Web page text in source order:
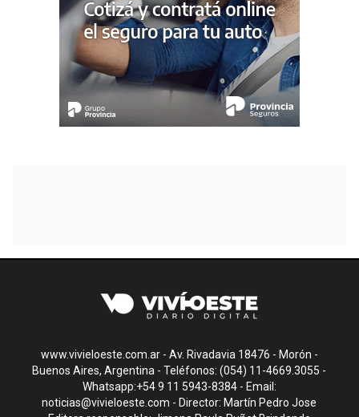
www.vivieloeste.com.ar - Av. Rivadavia 18476 - Morón -
Buenos Aires, Argentina - Teléfonos: (054) 11-4669.3055 -
Whatsapp:+54 9 11 5943-8384 - Email:
noticias@vivieloeste.com - Director: Martín Pedro Jose